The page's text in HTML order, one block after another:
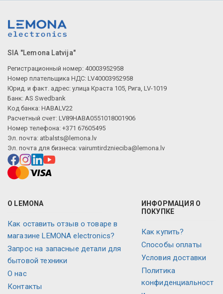
SIA "Lemona Latvija"
Регистрационный номер: 40003952958
Номер плательщика НДС: LV40003952958
Юрид. и факт. адрес: улица Краста 105, Рига, LV-1019
Банк: AS Swedbank
Код банка: HABALV22
Расчетный счет: LV89HABA0551018001906
Номер телефона: +371 67605495
Эл. почта: atbalsts@lemona.lv
Эл. почта для бизнеса: vairumtirdznieciba@lemona.lv
О LEMONA
Как оставить отзыв о товаре в
магазине LEMONA electronics?
Запрос на запасные детали для
бытовой техники
О нас
Контакты
ИНФОРМАЦИЯ О
ПОКУПКЕ
Как купить?
Способы оплаты
Условия доставки
Политика
конфиденциальност